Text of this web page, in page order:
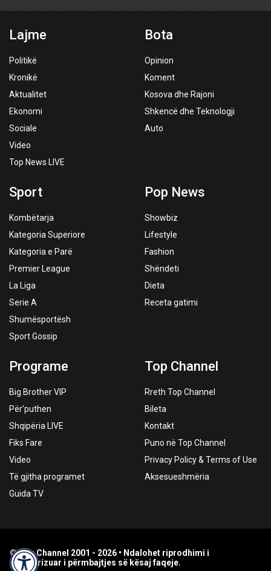
Lajme
Politikë
Kronikë
Aktualitet
Ekonomi
Sociale
Video
Top News LIVE
Bota
Opinion
Koment
Kosova dhe Rajoni
Shkencë dhe Teknologji
Auto
Sport
Kombëtarja
Kategoria Superiore
Kategoria e Parë
Premier League
La Liga
Serie A
Shumësportësh
Sport Gossip
Pop News
Showbiz
Lifestyle
Fashion
Shëndeti
Dieta
Receta gatimi
Programe
Big Brother VIP
Për’puthen
Shqipëria LIVE
Fiks Fare
Video
Të gjitha programet
Guida TV
Top Channel
Rreth Top Channel
Bileta
Kontakt
Puno në Top Channel
Privacy Policy & Terms of Use
Aksesueshmëria
© Top Channel 2001 - 2026 • Ndalohet riprodhimi i
paautorizuar i përmbajtjes së kësaj faqeje.